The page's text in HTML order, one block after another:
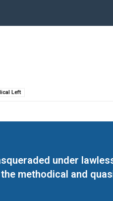
Left
under
methodical and